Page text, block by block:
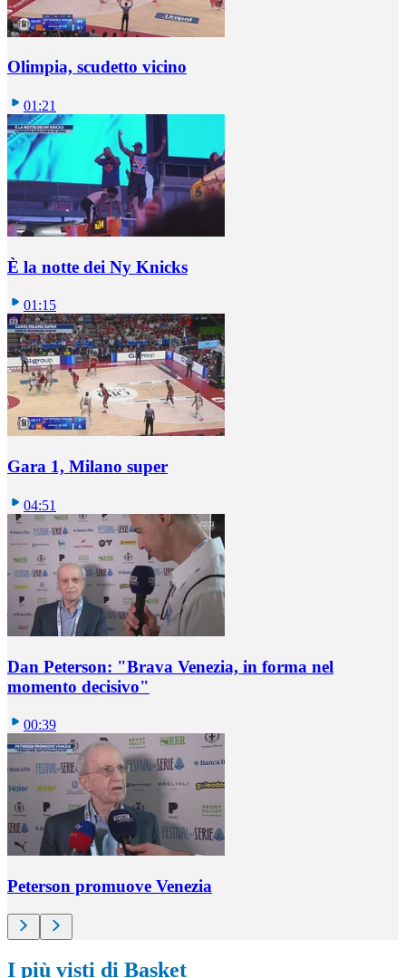
Olimpia, scudetto vicino
01:21
È la notte dei Ny Knicks
01:15
Gara 1, Milano super
04:51
Dan Peterson: "Brava Venezia, in forma nel
momento decisivo"
00:39
Peterson promuove Venezia
I più visti di Basket